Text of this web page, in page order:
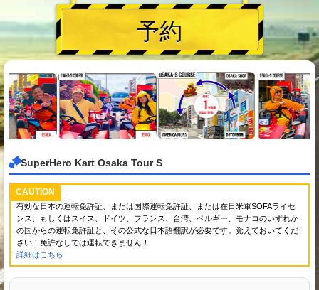
予約
SuperHero Kart Osaka Tour S
CAUTION
有効な日本の運転免許証、または国際運転免許証、または在日米軍SOFAライセ
ンス、もしくはスイス、ドイツ、フランス、台湾、ベルギー、モナコのいずれか
の国からの運転免許証と、その公式な日本語翻訳が必要です。覚えておいてくだ
さい！免許なしでは運転できません！
詳細はこちら